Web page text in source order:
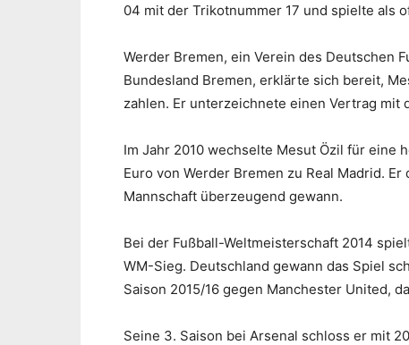
04 mit der Trikotnummer 17 und spielte als
Werder Bremen, ein Verein des Deutschen
Bundesland Bremen, erklärte sich bereit,
zahlen. Er unterzeichnete einen Vertrag mit
Im Jahr 2010 wechselte Mesut Özil für eine
Euro von Werder Bremen zu Real Madrid.
Mannschaft überzeugend gewann.
Bei der Fußball-Weltmeisterschaft 2014
WM-Sieg. Deutschland gewann das Spiel
Saison 2015/16 gegen Manchester United,
Seine 3. Saison bei Arsenal schloss er mit